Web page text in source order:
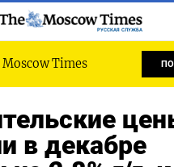
РУССКАЯ СЛУЖБА
Times
в декабре